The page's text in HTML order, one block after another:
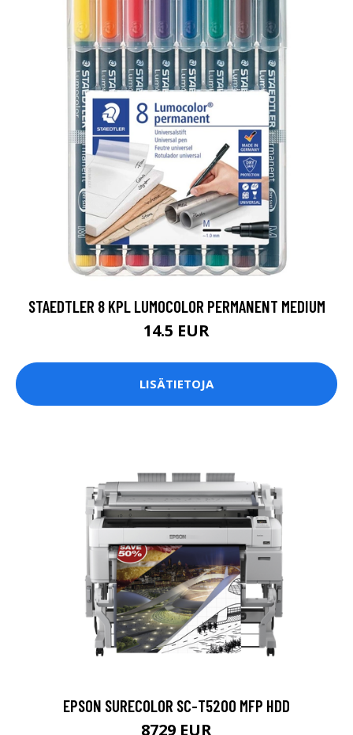
STAEDTLER 8 KPL LUMOCOLOR PERMANENT MEDIUM
14.5 EUR
LISÄTIETOJA
EPSON SURECOLOR SC-T5200 MFP HDD
8729 EUR